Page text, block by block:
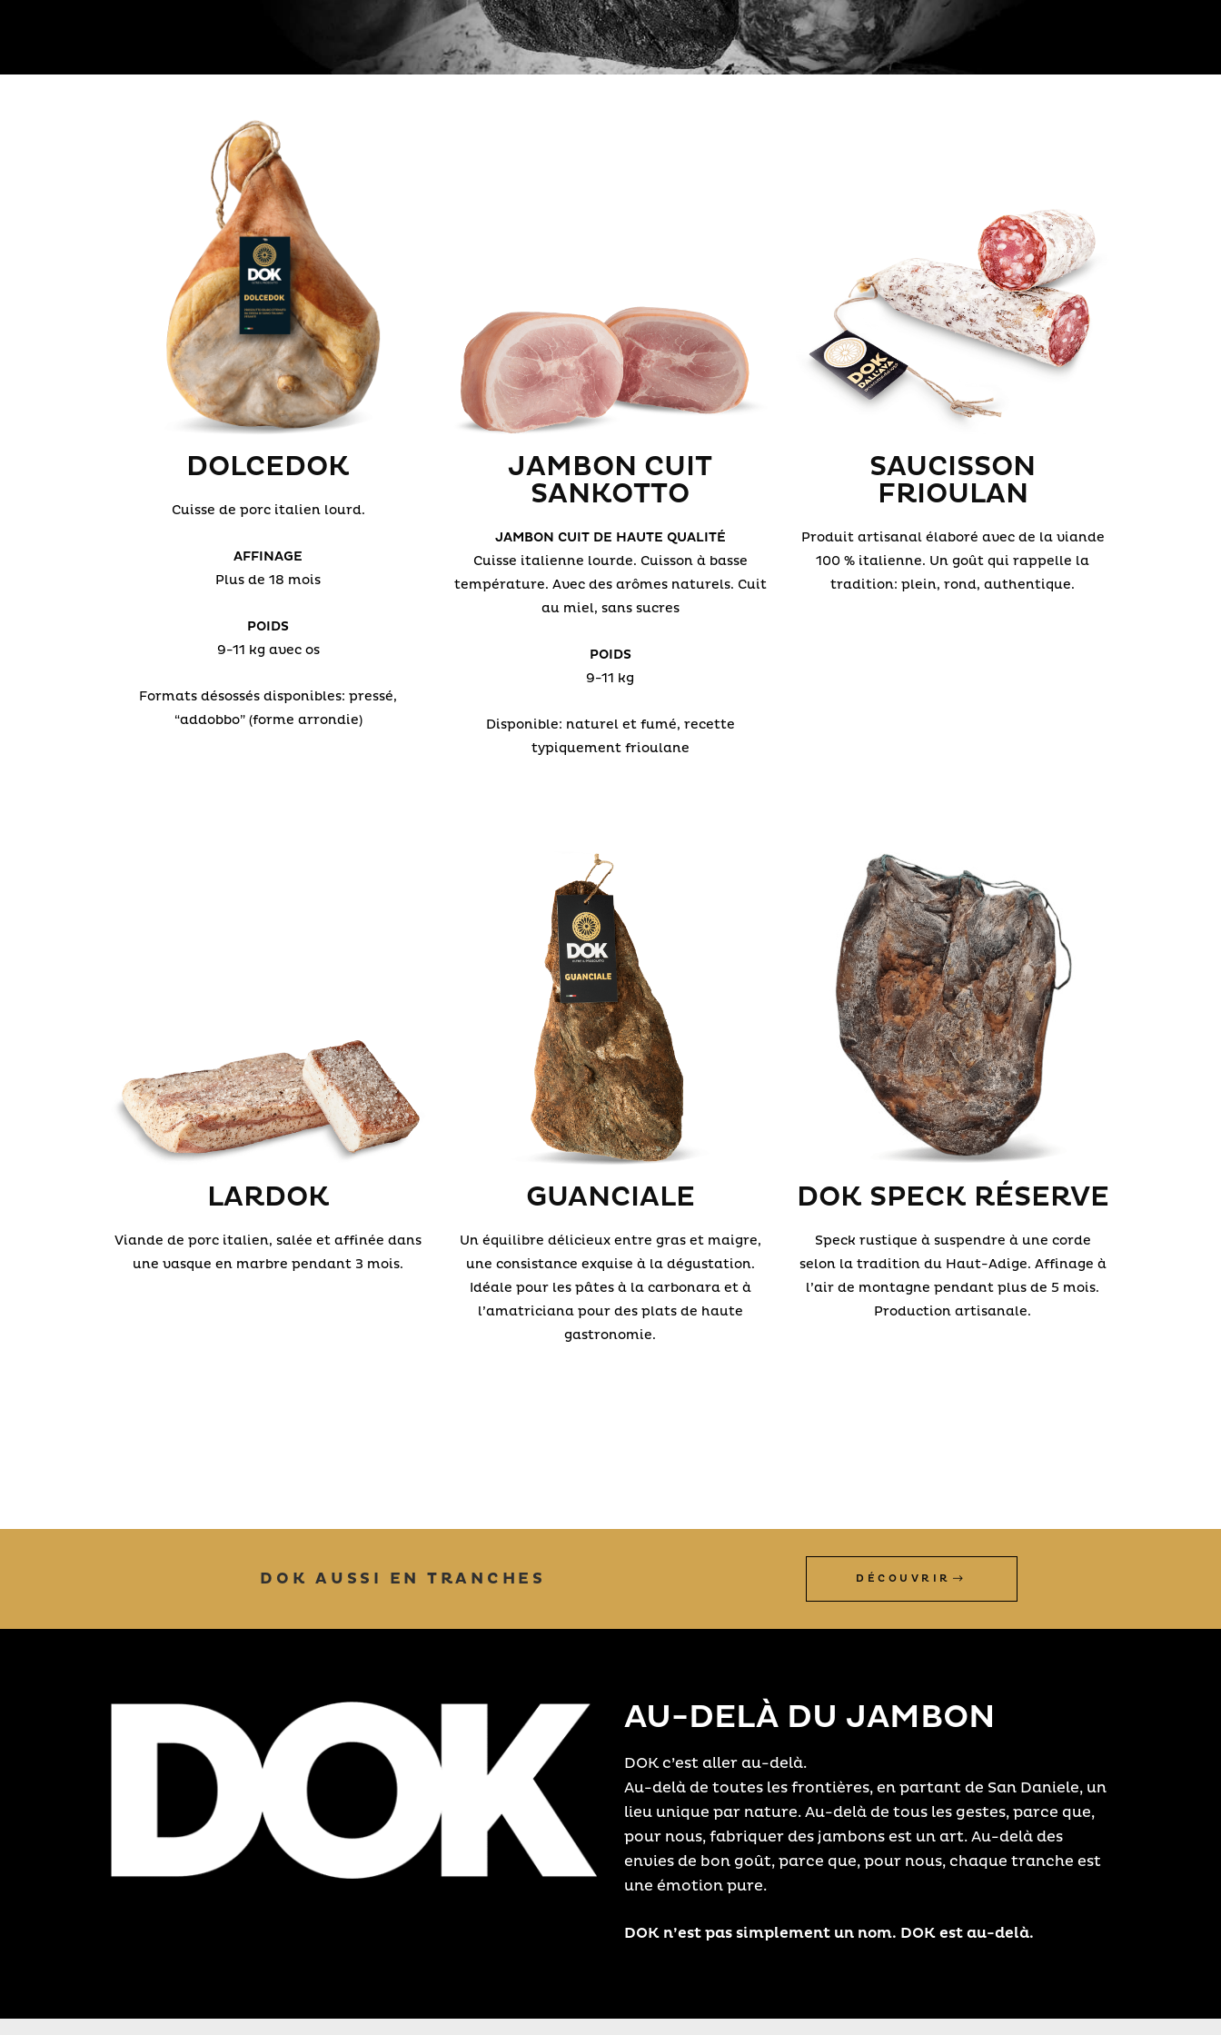
DOLCEDOK
Cuisse de porc italien lourd.
AFFINAGE
Plus de 18 mois
POIDS
9-11 kg avec os
Formats désossés disponibles: pressé,
“addobbo” (forme arrondie)
JAMBON CUIT
SANKOTTO
JAMBON CUIT DE HAUTE QUALITÉ
Cuisse italienne lourde. Cuisson à basse
température. Avec des arômes naturels. Cuit
au miel, sans sucres
POIDS
9-11 kg
Disponible: naturel et fumé, recette
typiquement frioulane
SAUCISSON
FRIOULAN
Produit artisanal élaboré avec de la viande
100 % italienne. Un goût qui rappelle la
tradition: plein, rond, authentique.
LARDOK
Viande de porc italien, salée et affinée dans
une vasque en marbre pendant 3 mois.
GUANCIALE
Un équilibre délicieux entre gras et maigre,
une consistance exquise à la dégustation.
Idéale pour les pâtes à la carbonara et à
l’amatriciana pour des plats de haute
gastronomie.
DOK SPECK RÉSERVE
Speck rustique à suspendre à une corde
selon la tradition du Haut-Adige. Affinage à
l’air de montagne pendant plus de 5 mois.
Production artisanale.
DOK AUSSI EN TRANCHES DÉCOUVRIR
AU-DELÀ DU JAMBON
DOK c’est aller au-delà.
Au-delà de toutes les frontières, en partant de San Daniele, un
lieu unique par nature. Au-delà de tous les gestes, parce que,
pour nous, fabriquer des jambons est un art. Au-delà des
envies de bon goût, parce que, pour nous, chaque tranche est
une émotion pure.
DOK n’est pas simplement un nom. DOK est au-delà.